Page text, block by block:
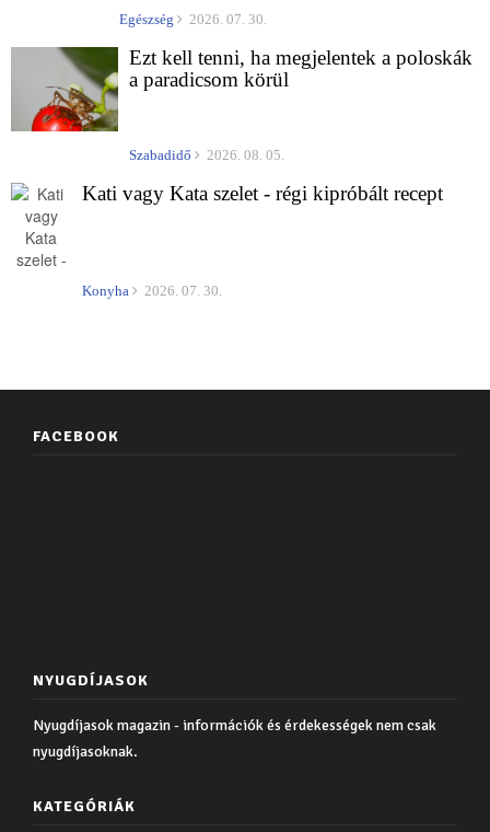
Egészség 2026. 07. 30.
Ezt kell tenni, ha megjelentek a poloskák
a paradicsom körül
Szabadidő 2026. 08. 05.
Kati vagy Kata szelet - régi kipróbált recept
Konyha 2026. 07. 30.
FACEBOOK
NYUGDÍJASOK
Nyugdíjasok magazin - információk és érdekességek nem csak
nyugdíjasoknak.
KATEGÓRIÁK